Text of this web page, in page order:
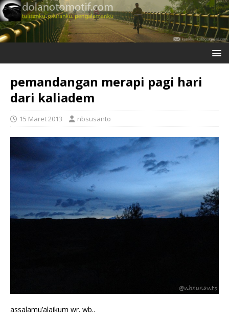
pemandangan merapi pagi hari
dari kaliadem
15 Maret 2013 nbsusanto
assalamu’alaikum wr. wb..